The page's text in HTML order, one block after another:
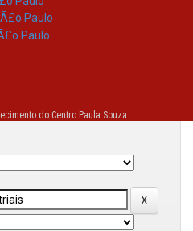
do Centro Paula Souza